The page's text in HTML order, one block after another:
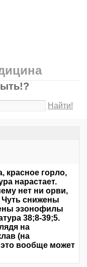
Найти!
красное горло,
нарастает.
нет ни орви,
Чуть снижены
эзонофилы
38;8-39;5.
на
(на
вообще может